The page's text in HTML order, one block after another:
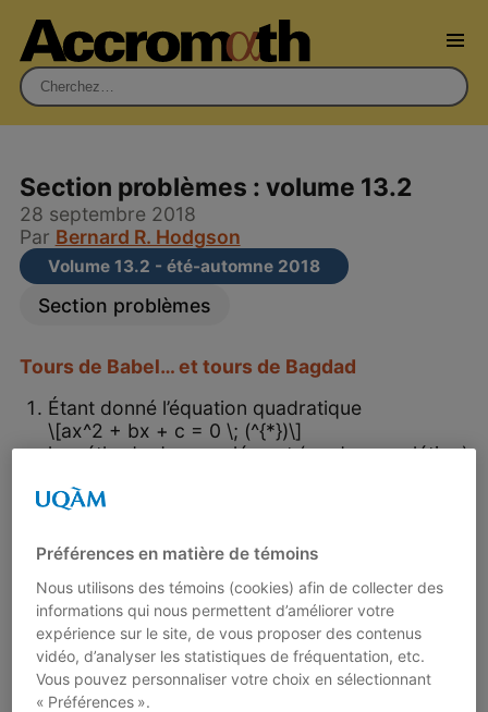
Rechercher :
Section problèmes : volume 13.2
28 septembre 2018
Par Bernard R. Hodgson
Volume 13.2 - été-automne 2018
Section problèmes
Tours de Babel… et tours de Bagdad
Étant donné l’équation quadratique
\[ax^2 + bx + c = 0 \; (^{*})\]
la méthode du complément (ou de complétion)
d’obtenir les deux racines \(r_1\) et \(r_2\)
a) Trouver l’expression de ces racines en
ramenant l’équation à la forme
\[x^2+\frac{b}{a}x=-\frac{c}{a} \; (^{**}) \]
et en la transformant de sorte que le membre
de gauche devienne un carré.
b) Variante: revenant à \((^{*}),\) procéder en
Préférences en matière de témoins
Nous utilisons des témoins (cookies) afin de collecter des
informations qui nous permettent d’améliorer votre
expérience sur le site, de vous proposer des contenus
vidéo, d’analyser les statistiques de fréquentation, etc.
Vous pouvez personnaliser votre choix en sélectionnant
« Préférences ».